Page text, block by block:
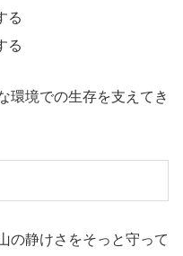
る
る
環境での生存を支えてき
の静けさをそっと守って